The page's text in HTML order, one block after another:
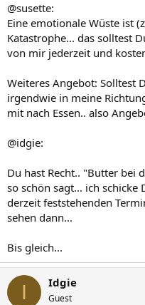
@susette:
Eine emotionale Wüste ist
Katastrophe... das solltest
von mir jederzeit und
Weiteres Angebot: Solltest
irgendwie in meine
mit nach Essen.. also
@idgie:
Du hast Recht.. "Butter bei
so schön sagt... ich
derzeit feststehenden
sehen dann...
Bis gleich...
I Idgie
Guest